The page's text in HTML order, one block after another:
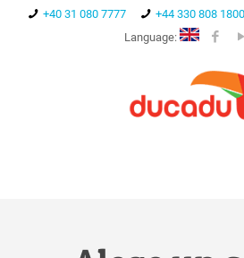
+40 31 080 7777 +44 330 808 1800
Language: